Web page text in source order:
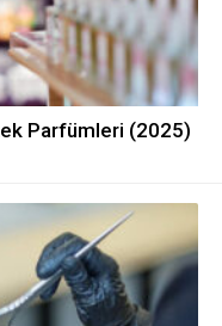
Parfümleri (2025)